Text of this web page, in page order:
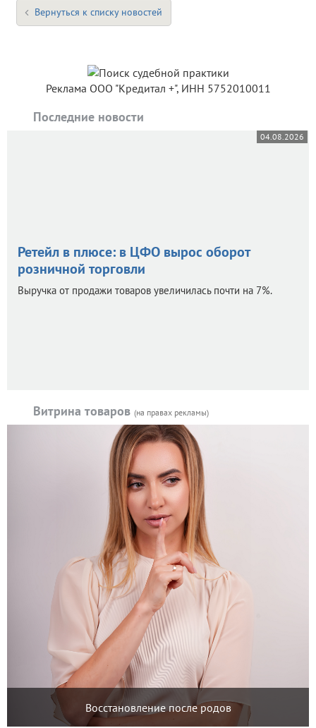
Вернуться к списку новостей
Реклама ООО "Кредитал +", ИНН 5752010011
Последние новости
04.08.2026
Ретейл в плюсе: в ЦФО вырос оборот
розничной торговли
Выручка от продажи товаров увеличилась почти на 7%.
Витрина товаров (на правах рекламы)
Восстановление после родов